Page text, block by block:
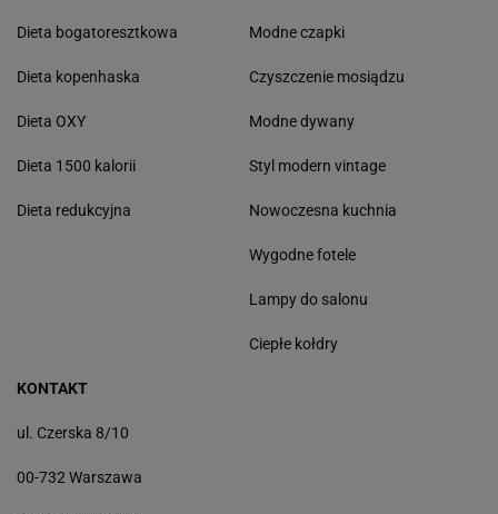
Dieta bogatoresztkowa
Dieta kopenhaska
Dieta OXY
Dieta 1500 kalorii
Dieta redukcyjna
Modne czapki
Czyszczenie mosiądzu
Modne dywany
Styl modern vintage
Nowoczesna kuchnia
Wygodne fotele
Lampy do salonu
Ciepłe kołdry
KONTAKT
ul. Czerska 8/10
00-732 Warszawa